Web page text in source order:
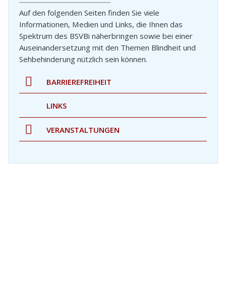
Auf den folgenden Seiten finden Sie viele
Informationen, Medien und Links, die Ihnen das
Spektrum des BSVBi näherbringen sowie bei einer
Auseinandersetzung mit den Themen Blindheit und
Sehbehinderung nützlich sein können.
BARRIEREFREIHEIT
LINKS
VERANSTALTUNGEN